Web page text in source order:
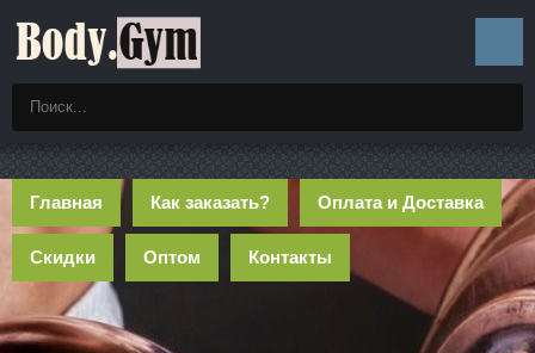
Главная Как заказать? Оплата и Доставка
Скидки Оптом Контакты